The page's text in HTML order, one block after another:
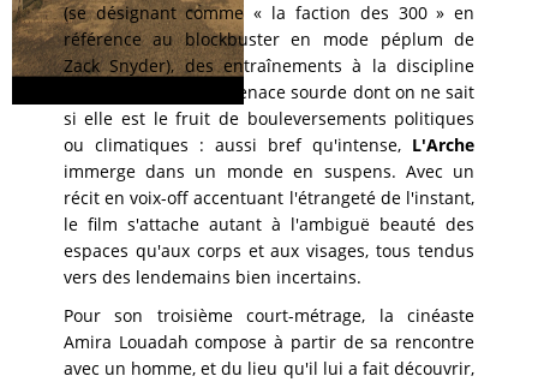
(se désignant comme « la faction des 300 » en
référence au blockbuster en mode péplum de
Zack Snyder), des entraînements à la discipline
toute militaire, une menace sourde dont on ne sait
si elle est le fruit de bouleversements politiques
ou climatiques : aussi bref qu'intense, L'Arche
immerge dans un monde en suspens. Avec un
récit en voix-off accentuant l'étrangeté de l'instant,
le film s'attache autant à l'ambiguë beauté des
espaces qu'aux corps et aux visages, tous tendus
vers des lendemains bien incertains.
Pour son troisième court-métrage, la cinéaste
Amira Louadah compose à partir de sa rencontre
avec un homme, et du lieu qu'il lui a fait découvrir,